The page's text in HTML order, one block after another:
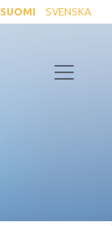
SUOMI SVENSKA